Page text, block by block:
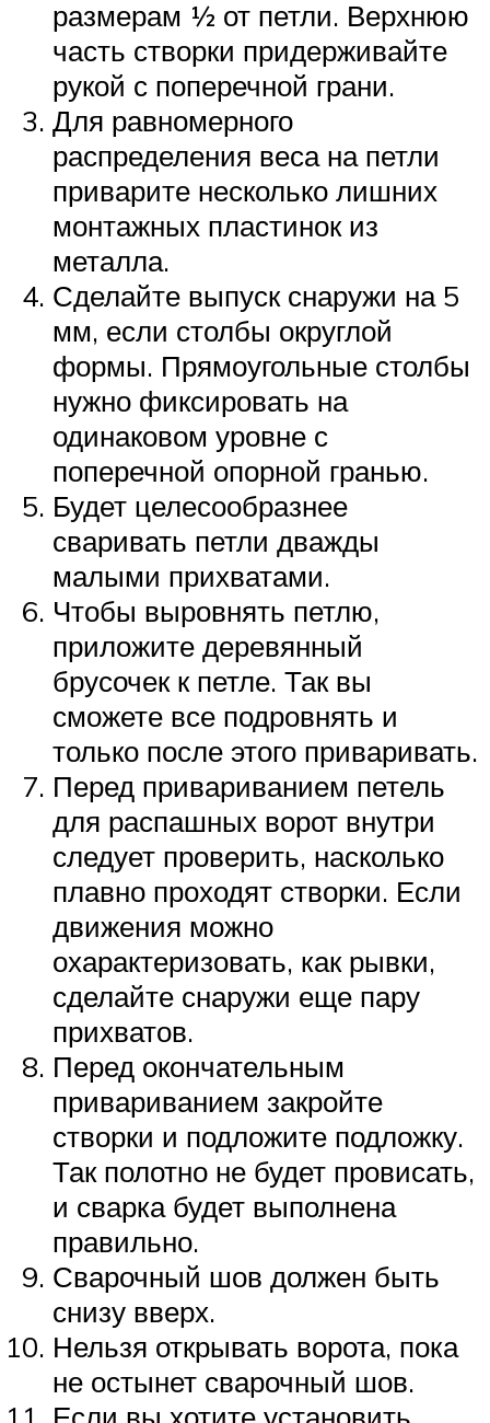
размерам ½ от петли. Верхнюю
часть створки придерживайте
рукой с поперечной грани.
Для равномерного
распределения веса на петли
приварите несколько лишних
монтажных пластинок из
металла.
Сделайте выпуск снаружи на 5
мм, если столбы округлой
формы. Прямоугольные столбы
нужно фиксировать на
одинаковом уровне с
поперечной опорной гранью.
Будет целесообразнее
сваривать петли дважды
малыми прихватами.
Чтобы выровнять петлю,
приложите деревянный
брусочек к петле. Так вы
сможете все подровнять и
только после этого приваривать.
Перед привариванием петель
для распашных ворот внутри
следует проверить, насколько
плавно проходят створки. Если
движения можно
охарактеризовать, как рывки,
сделайте снаружи еще пару
прихватов.
Перед окончательным
привариванием закройте
створки и подложите подложку.
Так полотно не будет провисать,
и сварка будет выполнена
правильно.
Сварочный шов должен быть
снизу вверх.
Нельзя открывать ворота, пока
не остынет сварочный шов.